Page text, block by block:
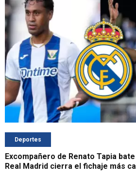
Deportes
Excompañero de Renato Tapia
Real Madrid cierra el fichaje más